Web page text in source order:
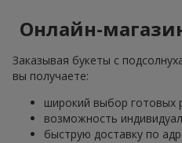
Онлайн-
Заказывая букеты с
вы получаете:
широкий выбор готовых
возможность
быструю доставку по